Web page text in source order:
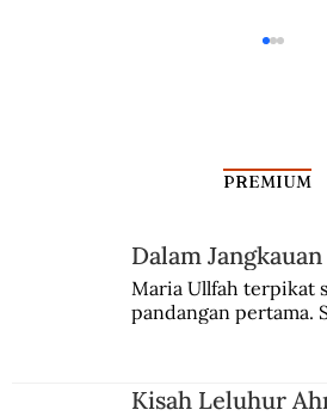
Mat Depok, Sekondan
PREMIUM
Dalam
Maria Ullfah terpikat
pandangan pertama.
Kisah Leluhur